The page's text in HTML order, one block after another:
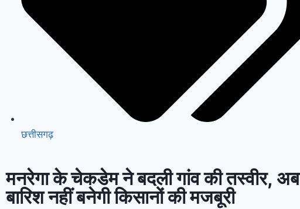
छत्तीसगढ़
मनरेगा के चेकडेम ने बदली गांव की तस्वीर, अब
बारिश नहीं बनेगी किसानों की मजबूरी